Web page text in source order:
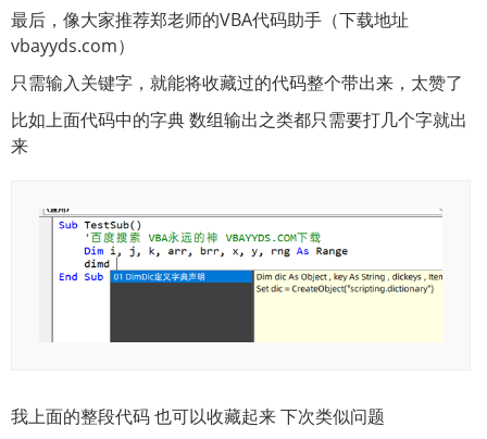
最后，像大家推荐郑老师的VBA代码助手（下载地址
vbayyds.com）
只需输入关键字，就能将收藏过的代码整个带出来，太赞了
比如上面代码中的字典 数组输出之类都只需要打几个字就出
来
我上面的整段代码 也可以收藏起来 下次类似问题